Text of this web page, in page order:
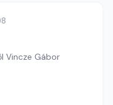
Vincze Gábor